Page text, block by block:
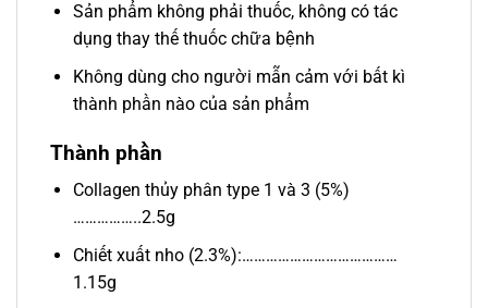
Sản phẩm không phải thuốc, không có tác
dụng thay thế thuốc chữa bệnh
Không dùng cho người mẫn cảm với bất kì
thành phần nào của sản phẩm
Thành phần
Collagen thủy phân type 1 và 3 (5%)
……………..2.5g
Chiết xuất nho (2.3%):…………………………………
1.15g